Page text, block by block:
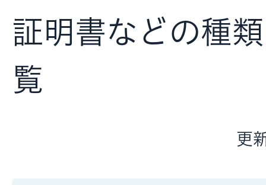
証明書などの種
覧
更